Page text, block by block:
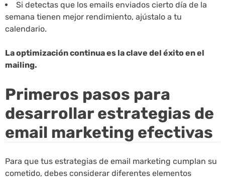
Si detectas que los emails enviados cierto día de la
semana tienen mejor rendimiento, ajústalo a tu
calendario.
La optimización continua es la clave del éxito en el
mailing.
Primeros pasos para
desarrollar estrategias de
email marketing efectivas
Para que tus estrategias de email marketing cumplan su
cometido, debes considerar diferentes elementos